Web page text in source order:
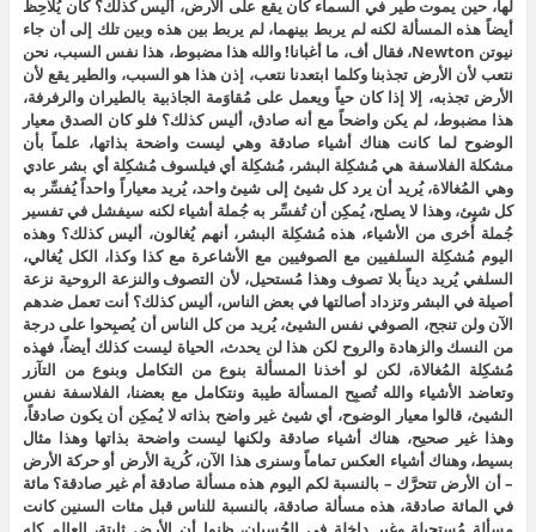
لها، حين يموت طير في السماء كان يقع على الأرض، أليس كذلك؟ كان يُلاحِظ
أيضاً هذه المسألة لكنه لم يربط بينهما، لم يربط بين هذه وبين تلك إلى أن جاء
نيوتن Newton، فقال أف، ما أغبانا! والله هذا مضبوط، هذا نفس السبب، نحن
نتعب لأن الأرض تجذبنا وكلما ابتعدنا نتعب، إذن هذا هو السبب، والطير يقع لأن
الأرض تجذبه، إلا إذا كان حياً ويعمل على مُقاوَمة الجاذبية بالطيران والرفرفة،
هذا مضبوط، لم يكن واضحاً مع أنه صادق، أليس كذلك؟ فلو كان الصدق معيار
الوضوح لما كانت هناك أشياء صادقة وهي ليست واضحة بذاتها، علماً بأن
مشكلة الفلاسفة هي مُشكِلة البشر، مُشكِلة أي فيلسوف مُشكِلة أي بشر عادي
وهي المُغالاة، يُريد أن يرد كل شيئ إلى شيئ واحد، يُريد معياراً واحداً يُفسِّر به
كل شيئ، وهذا لا يصلح، يُمكِن أن تُفسِّر به جُملة أشياء لكنه سيفشل في تفسير
جُملة أُخرى من الأشياء، هذه مُشكِلة البشر، أنهم يُغالون، أليس كذلك؟ وهذه
اليوم مُشكِلة السلفيين مع الصوفيين مع الأشاعرة مع كذا وكذا، الكل يُغالي،
السلفي يُريد ديناً بلا تصوف وهذا مُستحيل، لأن التصوف والنزعة الروحية نزعة
أصيلة في البشر وتزداد أصالتها في بعض الناس، أليس كذلك؟ أنت تعمل ضدهم
الآن ولن تنجح، الصوفي نفس الشيئ، يُريد من كل الناس أن يُصبِحوا على درجة
من النسك والزهادة والروح لكن هذا لن يحدث، الحياة ليست كذلك أيضاً، فهذه
مُشكِلة المُغالاة، لكن لو أخذنا المسألة بنوع من التكامل وبنوع من التآزر
وتعاضد الأشياء والله تُصبِح المسألة طيبة ونتكامل مع بعضنا، الفلاسفة نفس
الشيئ، قالوا معيار الوضوح، أي شيئ غير واضح بذاته لا يُمكِن أن يكون صادقاً،
وهذا غير صحيح، هناك أشياء صادقة ولكنها ليست واضحة بذاتها وهذا مثال
بسيط، وهناك أشياء العكس تماماً وسنرى هذا الآن، كُرية الأرض أو حركة الأرض
– أن الأرض تتحرَّك – بالنسبة لكم اليوم هذه مسألة صادقة أم غير صادقة؟ مائة
في المائة صادقة، هذه مسألة صادقة، بالنسبة للناس قبل مئات السنين كانت